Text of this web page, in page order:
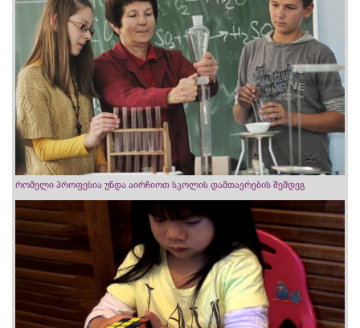
რომელი პროფესია უნდა აირჩიოთ სკოლის დამთავრების შემდეგ